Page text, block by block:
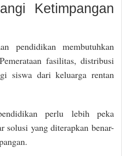
Ketimpangan
pendidikan membutuhkan
fasilitas, distribusi
siswa dari keluarga rentan
perlu lebih peka
solusi yang diterapkan benar-